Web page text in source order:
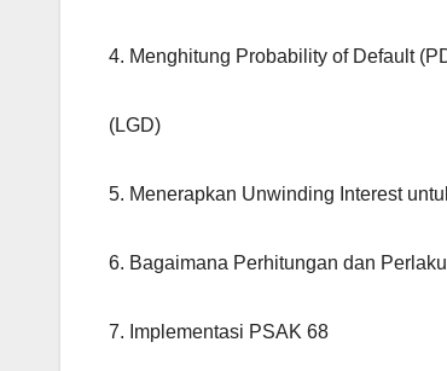
4. Menghitung Probability of Default
(LGD)
5. Menerapkan Unwinding Interest
6. Bagaimana Perhitungan dan
7. Implementasi PSAK 68